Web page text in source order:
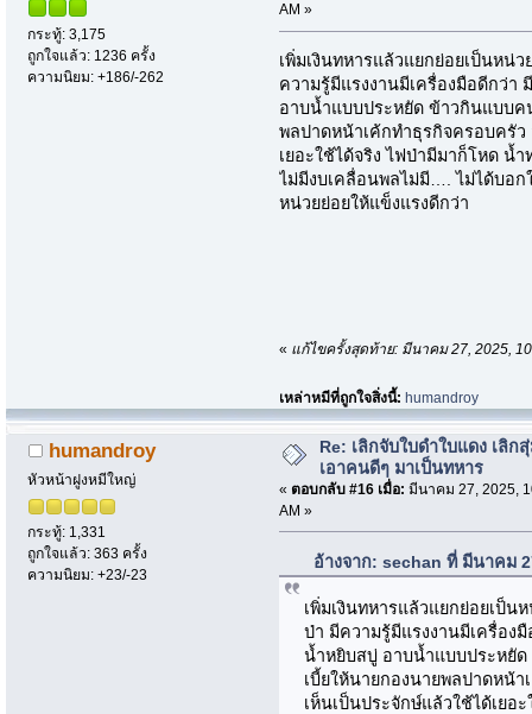
กระทู้: 3,175
ถูกใจแล้ว: 1236 ครั้ง
ความนิยม: +186/-262
AM »
เพิ่มเงินทหารแล้วแยกย่อยเป็นหน่
ความรู้มีแรงงานมีเครื่องมือดีกว่า
อาบน้ำแบบประหยัด ข้าวกินแบบค
พลปาดหน้าเค้กทำธุรกิจครอบครั
เยอะใช้ได้จริง ไฟป่ามีมาก็โหด น้
ไม่มีงบเคลื่อนพลไม่มี…. ไม่ได้บอ
หน่วยย่อยให้แข็งแรงดีกว่า
« แก้ไขครั้งสุดท้าย: มีนาคม 27, 2025,
เหล่าหมีที่ถูกใจสิ่งนี้:humandroy
humandroy
หัวหน้าฝูงหมีใหญ่
กระทู้: 1,331
ถูกใจแล้ว: 363 ครั้ง
ความนิยม: +23/-23
Re: เลิกจับใบดำใบแดง เลิก
เอาคนดีๆ มาเป็นทหาร
« ตอบกลับ #16 เมื่อ: มีนาคม 27, 2025,
AM »
อ้างจาก: sechan ที่ มีนาคม
เพิ่มเงินทหารแล้วแยกย่อยเป็น
ป่า มีความรู้มีแรงงานมีเครื่อง
น้ำหยิบสบู่ อาบน้ำแบบประหยั
เบี้ยให้นายกองนายพลปาดหน้
เห็นเป็นประจักษ์แล้วใช้ได้เยอ